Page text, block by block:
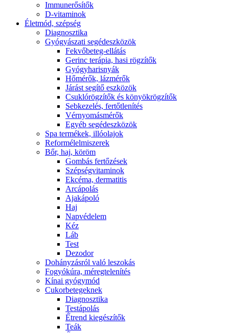
Immunerősítők
D-vitaminok
Életmód, szépség
Diagnosztika
Gyógyászati segédeszközök
Fekvőbeteg-ellátás
Gerinc terápia, hasi rögzítők
Gyógyharisnyák
Hőmérők, lázmérők
Járást segítő eszközök
Csuklórögzítők és könyökrögzítők
Sebkezelés, fertőtlenítés
Vérnyomásmérők
Egyéb segédeszközök
Spa termékek, illóolajok
Reformélelmiszerek
Bőr, haj, köröm
Gombás fertőzések
Szépségvitaminok
Ekcéma, dermatitis
Arcápolás
Ajakápoló
Haj
Napvédelem
Kéz
Láb
Test
Dezodor
Dohányzásról való leszokás
Fogyókúra, méregtelenítés
Kínai gyógymód
Cukorbetegeknek
Diagnosztika
Testápolás
É́trend kiegészítők
Teák